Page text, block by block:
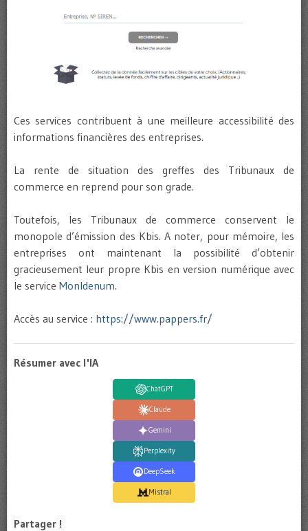
Ces services contribuent à une meilleure accessibilité des
informations financières des entreprises.
La rente de situation des greffes des Tribunaux de
commerce en reprend pour son grade.
Toutefois, les Tribunaux de commerce conservent le
monopole d’émission des Kbis. A noter, pour mémoire, les
entreprises ont maintenant la possibilité d’obtenir
gracieusement leur propre Kbis en version numérique avec
le service MonIdenum.
Accès au service : https://www.pappers.fr/
Résumer avec l'IA
ChatGPT
Claude
Gemini
Perplexity
DeepSeek
Mistral
Partager !